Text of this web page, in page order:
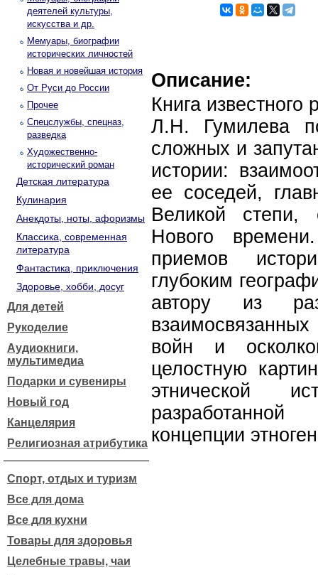
деятелей культуры,
искусства и др.
Мемуары, биографии
исторических личностей
Новая и новейшая история
От Руси до России
Прочее
Спецслужбы, спецназ,
разведка
Художественно-
исторический роман
Детская литература
Кулинария
Анекдоты, ноты, афоризмы
Классика, современная
литература
Фантастика, приключения
Здоровье, хобби, досуг
Для детей
Рукоделие
Аудиокниги,
мультимедиа
Подарки и сувениры
Новый год
Канцелярия
Религиозная атрибутика
Спорт, отдых и туризм
Все для дома
Все для кухни
Товары для здоровья
Целебные травы, чаи
Описание:
Книга известного
Л.Н. Гумилева
сложных и
истории:
ее соседей,
Великой
Нового
приемов
глубоким
автору из
войн и
целостную
этнической
концепции